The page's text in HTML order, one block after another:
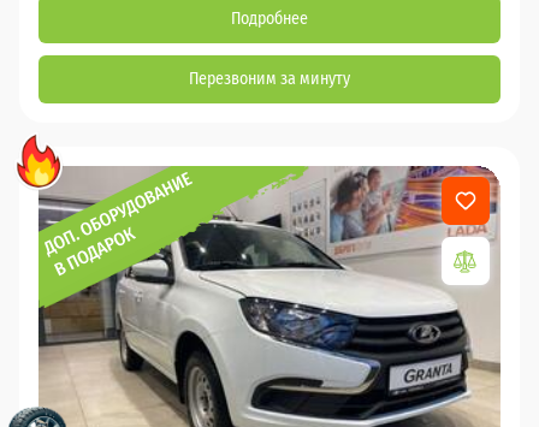
Подробнее
Перезвоним за минуту